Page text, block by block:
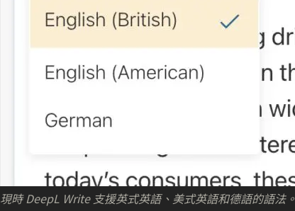
現時 DeepL Write 支援英式英語、美式英語和德語的語法。